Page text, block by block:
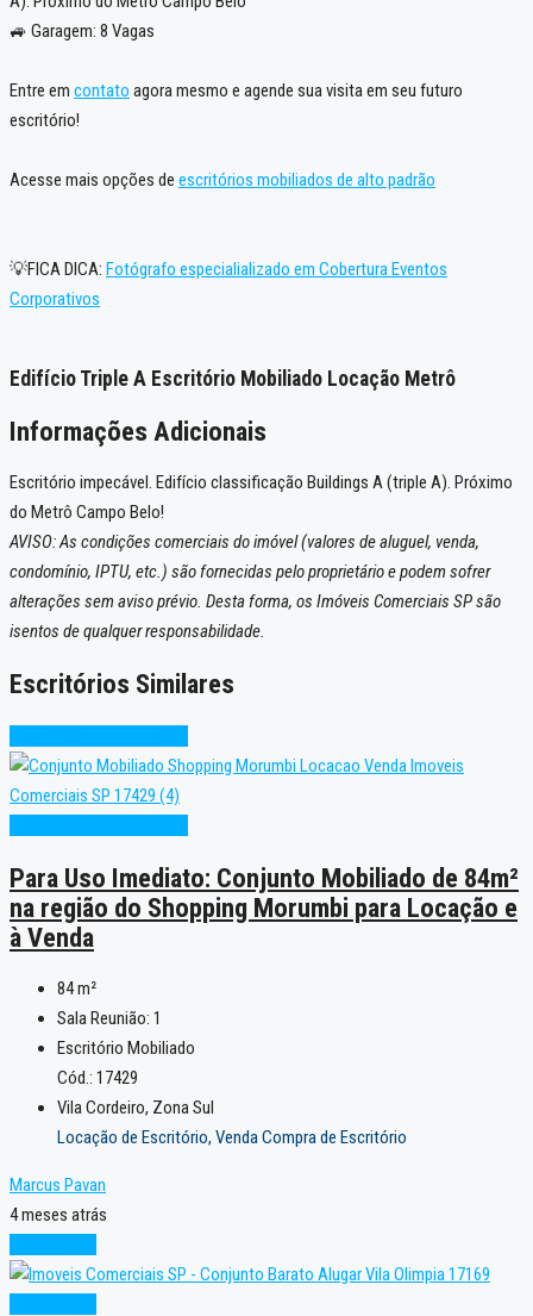
🚙 Garagem: 8 Vagas
Entre em contato agora mesmo e agende sua visita em seu futuro
escritório!
Acesse mais opções de escritórios mobiliados de alto padrão
💡FICA DICA: Fotógrafo especialializado em Cobertura Eventos
Corporativos
Edifício Triple A Escritório Mobiliado Locação Metrô
Informações Adicionais
Escritório impecável. Edifício classificação Buildings A (triple A). Próximo
do Metrô Campo Belo!
AVISO: As condições comerciais do imóvel (valores de aluguel, venda,
condomínio, IPTU, etc.) são fornecidas pelo proprietário e podem sofrer
alterações sem aviso prévio. Desta forma, os Imóveis Comerciais SP são
isentos de qualquer responsabilidade.
Escritórios Similares
Para Uso Imediato: Conjunto Mobiliado de 84m²
na região do Shopping Morumbi para Locação e
à Venda
84m²
Sala Reunião: 1
Escritório Mobiliado
Cód.: 17429
Vila Cordeiro, Zona Sul
Locação de Escritório, Venda Compra de Escritório
Marcus Pavan
4 meses atrás